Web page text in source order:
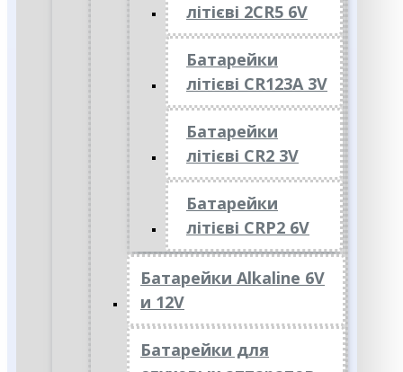
літієві 2CR5 6V
Батарейки
літієві CR123A 3V
Батарейки
літієві CR2 3V
Батарейки
літієві CRP2 6V
Батарейки Alkaline 6V
и 12V
Батарейки для